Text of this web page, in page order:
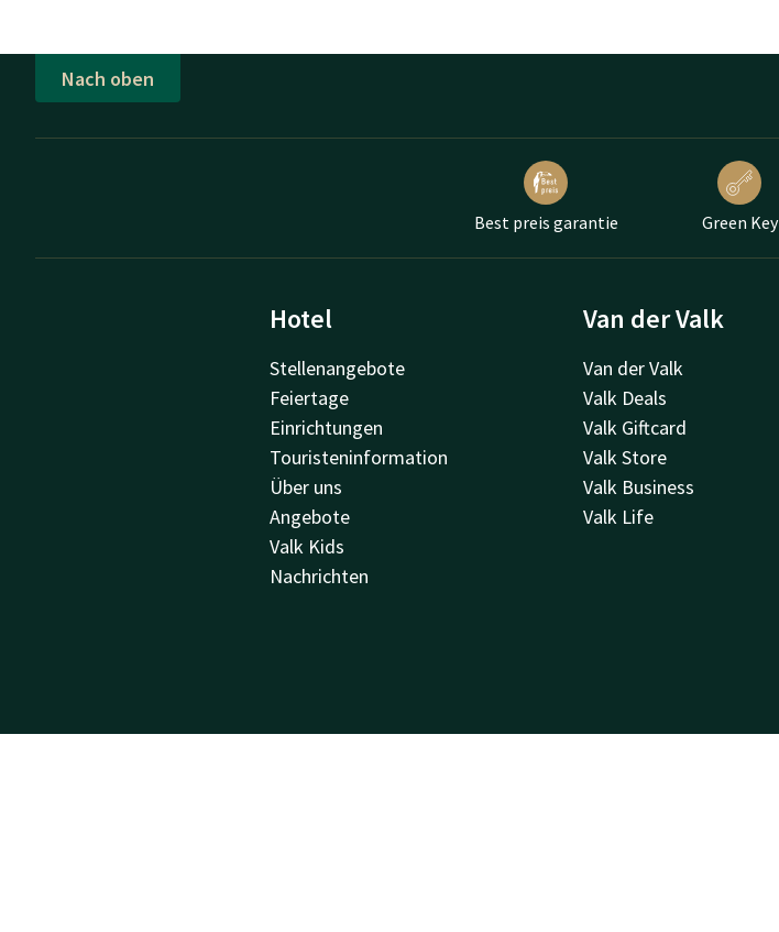
Nach oben
Best preis garantie Green Key
Hotel
Stellenangebote
Feiertage
Einrichtungen
Touristeninformation
Über uns
Angebote
Valk Kids
Nachrichten
Van der Valk
Van der Valk
Valk Deals
Valk Giftcard
Valk Store
Valk Business
Valk Life